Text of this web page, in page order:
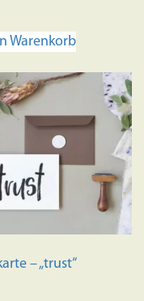
Warenkorb
– „trust“